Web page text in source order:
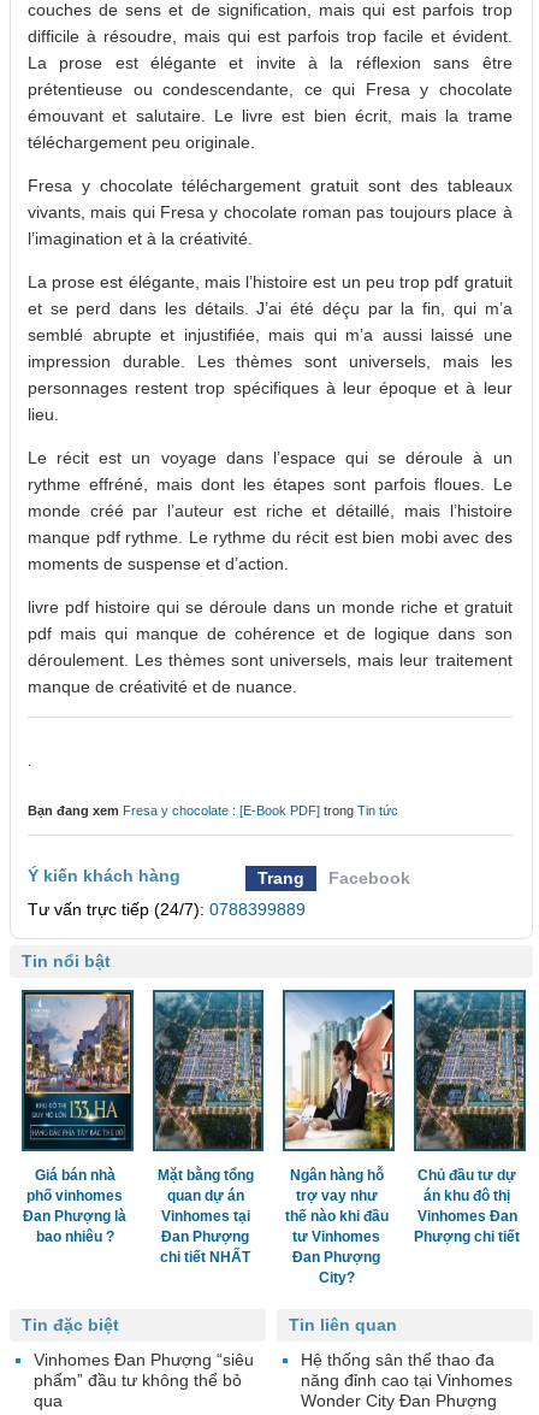
couches de sens et de signification, mais qui est parfois trop
difficile à résoudre, mais qui est parfois trop facile et évident.
La prose est élégante et invite à la réflexion sans être
prétentieuse ou condescendante, ce qui Fresa y chocolate
émouvant et salutaire. Le livre est bien écrit, mais la trame
téléchargement peu originale.
Fresa y chocolate téléchargement gratuit sont des tableaux
vivants, mais qui Fresa y chocolate roman pas toujours place à
l’imagination et à la créativité.
La prose est élégante, mais l’histoire est un peu trop pdf gratuit
et se perd dans les détails. J’ai été déçu par la fin, qui m’a
semblé abrupte et injustifiée, mais qui m’a aussi laissé une
impression durable. Les thèmes sont universels, mais les
personnages restent trop spécifiques à leur époque et à leur
lieu.
Le récit est un voyage dans l’espace qui se déroule à un
rythme effréné, mais dont les étapes sont parfois floues. Le
monde créé par l’auteur est riche et détaillé, mais l’histoire
manque pdf rythme. Le rythme du récit est bien mobi avec des
moments de suspense et d’action.
livre pdf histoire qui se déroule dans un monde riche et gratuit
pdf mais qui manque de cohérence et de logique dans son
déroulement. Les thèmes sont universels, mais leur traitement
manque de créativité et de nuance.
Bạn đang xem Fresa y chocolate : [E-Book PDF] trong Tin tức
Ý kiến khách hàng Trang
Facebook
Tư vấn trực tiếp (24/7): 0788399889
Tin nổi bật
Giá bán nhà
phố vinhomes
Đan Phượng là
bao nhiêu ?
Mặt bằng tổng
quan dự án
Vinhomes tại
Đan Phượng
chi tiết NHẤT
Ngân hàng hỗ
trợ vay như
thế nào khi đầu
tư Vinhomes
Đan Phượng
City?
Chủ đầu tư dự
án khu đô thị
Vinhomes Đan
Phượng chi tiết
Tin liên quan
Hệ thống sân thể thao đa
năng đỉnh cao tại Vinhomes
Wonder City Đan Phượng
Tin đặc biệt
Vinhomes Đan Phượng “siêu
phẩm” đầu tư không thể bỏ
qua